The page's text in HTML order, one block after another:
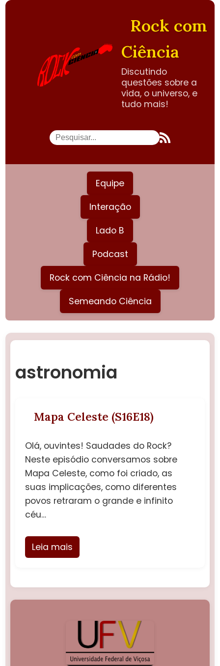
Rock com
Ciência
Discutindo
questões sobre a
vida, o universo, e
tudo mais!
Equipe
Interação
Lado B
Podcast
Rock com Ciência na Rádio!
Semeando Ciência
astronomia
Mapa Celeste (S16E18)
Olá, ouvintes! Saudades do Rock?
Neste episódio conversamos sobre
Mapa Celeste, como foi criado, as
suas implicações, como diferentes
povos retraram o grande e infinito
céu…
Leia mais